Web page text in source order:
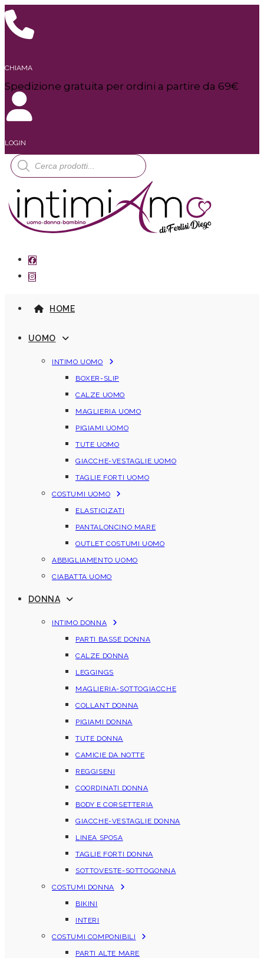
CHIAMA
Spedizione gratuita per ordini a partire da 69€
LOGIN
HOME
UOMO
INTIMO UOMO
BOXER-SLIP
CALZE UOMO
MAGLIERIA UOMO
PIGIAMI UOMO
TUTE UOMO
GIACCHE-VESTAGLIE UOMO
TAGLIE FORTI UOMO
COSTUMI UOMO
ELASTICIZATI
PANTALONCINO MARE
OUTLET COSTUMI UOMO
ABBIGLIAMENTO UOMO
CIABATTA UOMO
DONNA
INTIMO DONNA
PARTI BASSE DONNA
CALZE DONNA
LEGGINGS
MAGLIERIA-SOTTOGIACCHE
COLLANT DONNA
PIGIAMI DONNA
TUTE DONNA
CAMICIE DA NOTTE
REGGISENI
COORDINATI DONNA
BODY E CORSETTERIA
GIACCHE-VESTAGLIE DONNA
LINEA SPOSA
TAGLIE FORTI DONNA
SOTTOVESTE-SOTTOGONNA
COSTUMI DONNA
BIKINI
INTERI
COSTUMI COMPONIBILI
PARTI ALTE MARE